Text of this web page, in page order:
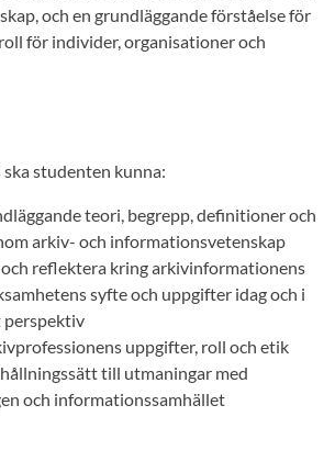
och en grundläggande förståelse för
för individer, organisationer och
studenten kunna:
teori, begrepp, definitioner och
arkiv- och informationsvetenskap
reflektera kring arkivinformationens
syfte och uppgifter idag och i
uppgifter, roll och etik
till utmaningar med
och informationssamhället